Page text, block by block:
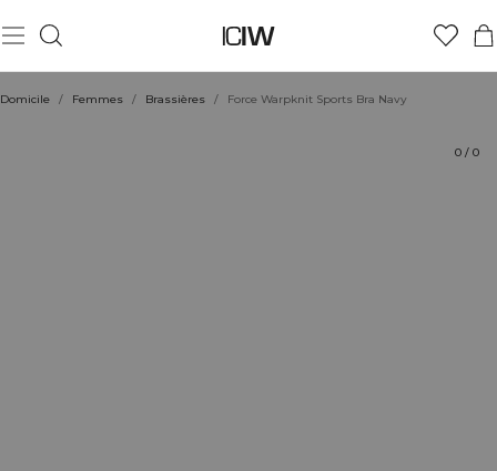
Domicile / Femmes / Brassières / Force Warpknit Sports Bra Navy
0 / 0